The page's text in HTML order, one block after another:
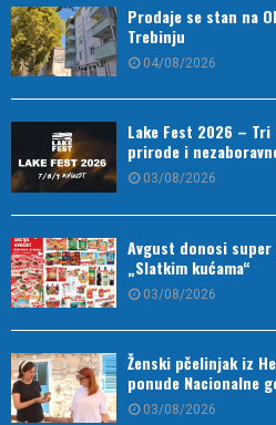
Prodaje se stan na
Trebinju
04/08/2026
Lake Fest 2026 –
prirode i
03/08/2026
Avgust donosi
„Slatkim kućama“
03/08/2026
Ženski pčelinjak iz
ponude Nacionalne
03/08/2026